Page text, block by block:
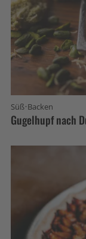
Süß·Backen
Gugelhupf nach